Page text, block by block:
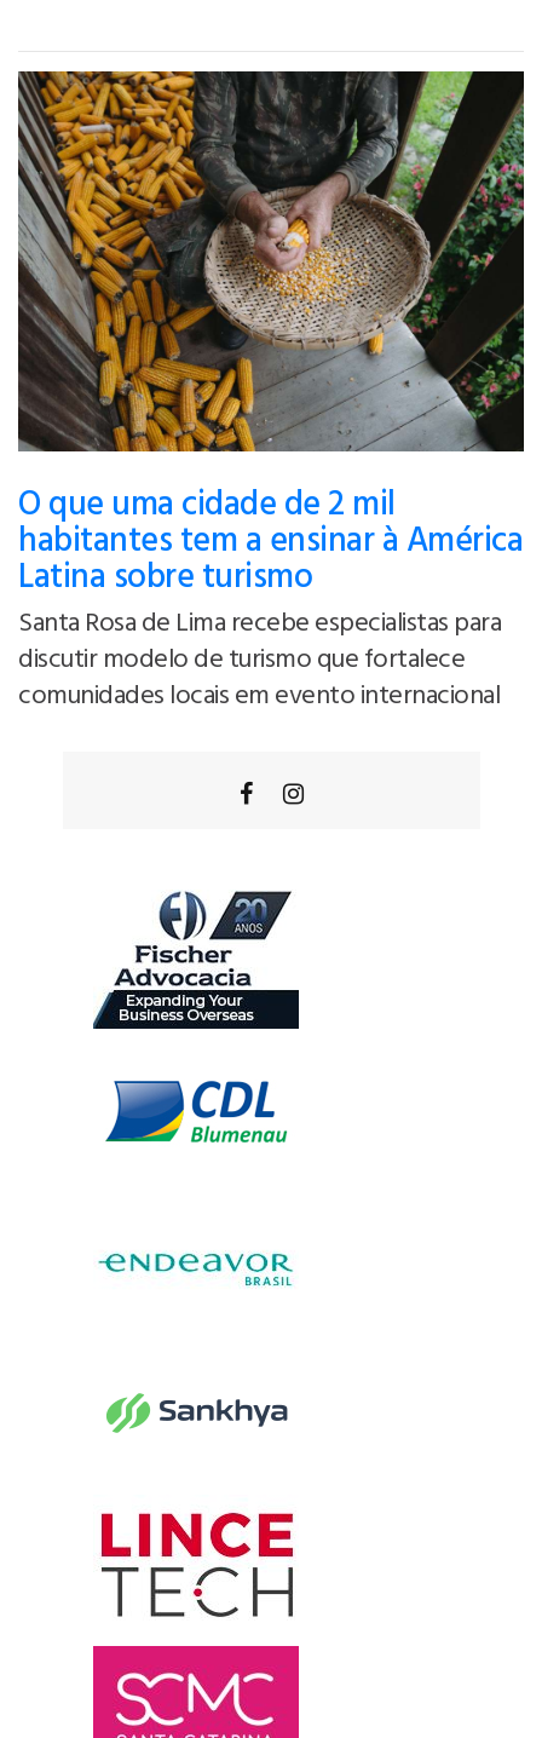
O que uma cidade de 2 mil
habitantes tem a ensinar à América
Latina sobre turismo
Santa Rosa de Lima recebe especialistas para
discutir modelo de turismo que fortalece
comunidades locais em evento internacional